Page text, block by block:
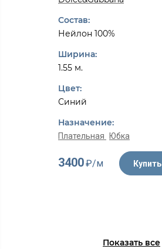
Состав:
Нейлон 100%
Ширина:
1.55 м.
Цвет:
Синий
Назначение:
Плательная Юбка
3400₽/м Купить
Показать все